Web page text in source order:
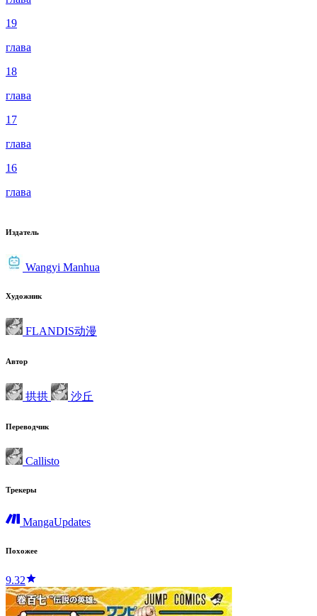
19
глава
18
глава
17
глава
16
глава
Издатель
Wangyi Manhua
Художник
FLANDIS动漫
Автор
拱拱 沙丘
Переводчик
Callisto
Трекеры
MangaUpdates
Похожее
9.32